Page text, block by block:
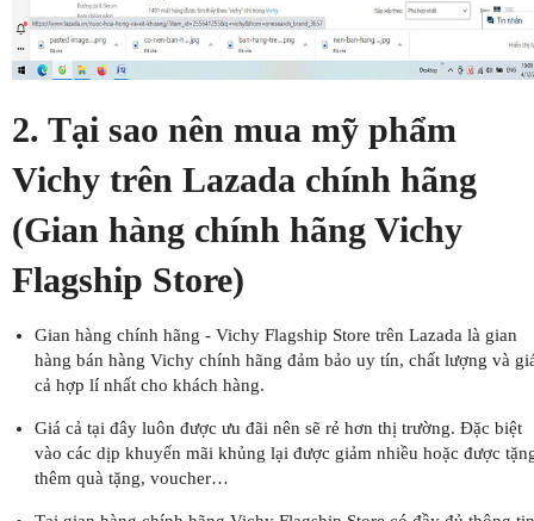
2. Tại sao nên mua mỹ phẩm
Vichy trên Lazada chính hãng
(Gian hàng chính hãng Vichy
Flagship Store)
Gian hàng chính hãng - Vichy Flagship Store trên Lazada là gian
hàng bán hàng Vichy chính hãng đảm bảo uy tín, chất lượng và
cả hợp lí nhất cho khách hàng.
Giá cả tại đây luôn được ưu đãi nên sẽ rẻ hơn thị trường. Đặc biệt
vào các dịp khuyến mãi khủng lại được giảm nhiều hoặc được
thêm quà tặng, voucher…